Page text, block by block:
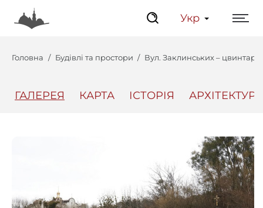
Укр
Головна Будівлі та простори Вул. Заклинських – цвинтар
ГАЛЕРЕЯ КАРТА ІСТОРІЯ АРХІТЕКТУРА